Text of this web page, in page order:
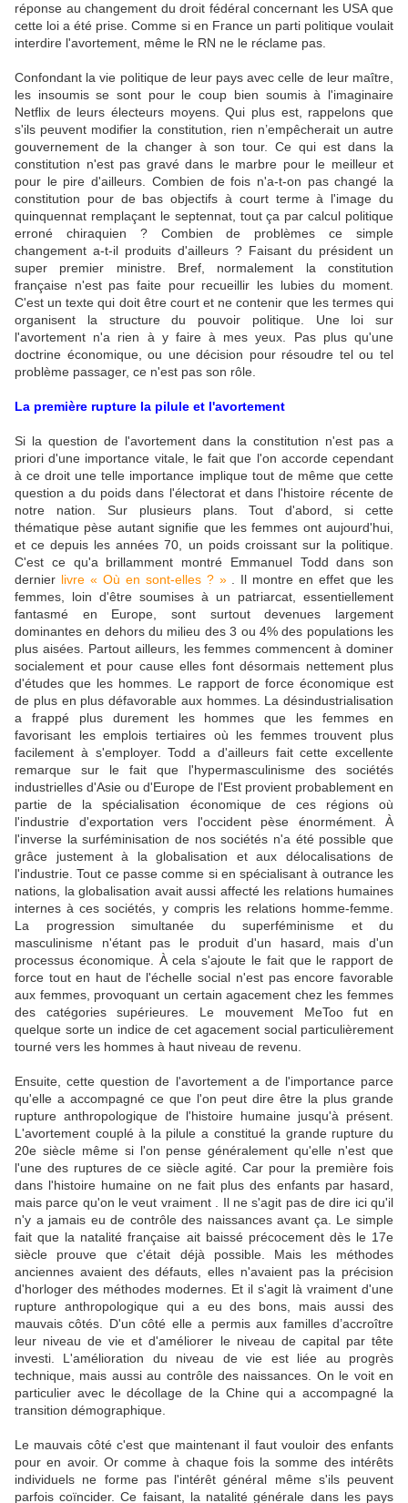
réponse au changement du droit fédéral concernant les USA que
cette loi a été prise. Comme si en France un parti politique voulait
interdire l'avortement, même le RN ne le réclame pas.
Confondant la vie politique de leur pays avec celle de leur maître,
les insoumis se sont pour le coup bien soumis à l'imaginaire
Netflix de leurs électeurs moyens. Qui plus est, rappelons que
s'ils peuvent modifier la constitution, rien n’empêcherait un autre
gouvernement de la changer à son tour. Ce qui est dans la
constitution n'est pas gravé dans le marbre pour le meilleur et
pour le pire d'ailleurs. Combien de fois n'a-t-on pas changé la
constitution pour de bas objectifs à court terme à l'image du
quinquennat remplaçant le septennat, tout ça par calcul politique
erroné chiraquien ? Combien de problèmes ce simple
changement a-t-il produits d'ailleurs ? Faisant du président un
super premier ministre. Bref, normalement la constitution
française n'est pas faite pour recueillir les lubies du moment.
C'est un texte qui doit être court et ne contenir que les termes qui
organisent la structure du pouvoir politique. Une loi sur
l'avortement n'a rien à y faire à mes yeux. Pas plus qu'une
doctrine économique, ou une décision pour résoudre tel ou tel
problème passager, ce n'est pas son rôle.
La première rupture la pilule et l'avortement
Si la question de l'avortement dans la constitution n'est pas a
priori d'une importance vitale, le fait que l'on accorde cependant
à ce droit une telle importance implique tout de même que cette
question a du poids dans l'électorat et dans l'histoire récente de
notre nation. Sur plusieurs plans. Tout d'abord, si cette
thématique pèse autant signifie que les femmes ont aujourd'hui,
et ce depuis les années 70, un poids croissant sur la politique.
C'est ce qu'a brillamment montré Emmanuel Todd dans son
dernier livre « Où en sont-elles ? ». Il montre en effet que les
femmes, loin d'être soumises à un patriarcat, essentiellement
fantasmé en Europe, sont surtout devenues largement
dominantes en dehors du milieu des 3 ou 4% des populations les
plus aisées. Partout ailleurs, les femmes commencent à dominer
socialement et pour cause elles font désormais nettement plus
d'études que les hommes. Le rapport de force économique est
de plus en plus défavorable aux hommes. La désindustrialisation
a frappé plus durement les hommes que les femmes en
favorisant les emplois tertiaires où les femmes trouvent plus
facilement à s'employer. Todd a d'ailleurs fait cette excellente
remarque sur le fait que l'hypermasculinisme des sociétés
industrielles d'Asie ou d'Europe de l'Est provient probablement en
partie de la spécialisation économique de ces régions où
l'industrie d'exportation vers l'occident pèse énormément. À
l'inverse la surféminisation de nos sociétés n'a été possible que
grâce justement à la globalisation et aux délocalisations de
l'industrie. Tout ce passe comme si en spécialisant à outrance les
nations, la globalisation avait aussi affecté les relations humaines
internes à ces sociétés, y compris les relations homme-femme.
La progression simultanée du superféminisme et du
masculinisme n'étant pas le produit d'un hasard, mais d'un
processus économique. À cela s'ajoute le fait que le rapport de
force tout en haut de l'échelle social n'est pas encore favorable
aux femmes, provoquant un certain agacement chez les femmes
des catégories supérieures. Le mouvement MeToo fut en
quelque sorte un indice de cet agacement social particulièrement
tourné vers les hommes à haut niveau de revenu.
Ensuite, cette question de l'avortement a de l'importance parce
qu'elle a accompagné ce que l'on peut dire être la plus grande
rupture anthropologique de l'histoire humaine jusqu'à présent.
L'avortement couplé à la pilule a constitué la grande rupture du
20e siècle même si l'on pense généralement qu'elle n'est que
l'une des ruptures de ce siècle agité. Car pour la première fois
dans l'histoire humaine on ne fait plus des enfants par hasard,
mais parce qu'on le veut vraiment . Il ne s'agit pas de dire ici qu'il
n'y a jamais eu de contrôle des naissances avant ça. Le simple
fait que la natalité française ait baissé précocement dès le 17e
siècle prouve que c'était déjà possible. Mais les méthodes
anciennes avaient des défauts, elles n'avaient pas la précision
d'horloger des méthodes modernes. Et il s'agit là vraiment d'une
rupture anthropologique qui a eu des bons, mais aussi des
mauvais côtés. D'un côté elle a permis aux familles d’accroître
leur niveau de vie et d'améliorer le niveau de capital par tête
investi. L'amélioration du niveau de vie est liée au progrès
technique, mais aussi au contrôle des naissances. On le voit en
particulier avec le décollage de la Chine qui a accompagné la
transition démographique.
Le mauvais côté c'est que maintenant il faut vouloir des enfants
pour en avoir. Or comme à chaque fois la somme des intérêts
individuels ne forme pas l'intérêt général même s'ils peuvent
parfois coïncider. Ce faisant, la natalité générale dans les pays